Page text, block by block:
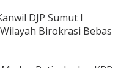
DJP Sumut I
Birokrasi Bebas